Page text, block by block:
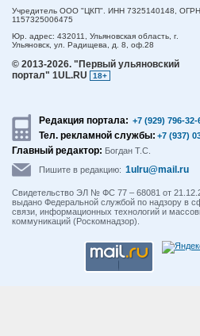
Учредитель ООО "ЦКП". ИНН 7325140148, ОГРН
1157325006475
Юр. адрес: 432011, Ульяновская область, г.
Ульяновск, ул. Радищева, д. 8, оф.28
© 2013-2026. "Первый ульяновский
портал" 1UL.RU
18+
Редакция портала: +7 (929) 796-32-
Тел. рекламной службы: +7 (937)
Главный редактор: Богдан Т.С.
Пишите в редакцию: 1ulru@mail.ru
Свидетельство ЭЛ № ФС 77 – 68081 от
выдано Федеральной службой по надзору в
связи, информационных технологий и
коммуникаций (Роскомнадзор).